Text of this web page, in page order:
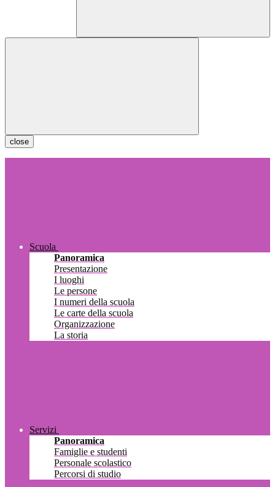
close
Scuola
Panoramica
Presentazione
I luoghi
Le persone
I numeri della scuola
Le carte della scuola
Organizzazione
La storia
Servizi
Panoramica
Famiglie e studenti
Personale scolastico
Percorsi di studio